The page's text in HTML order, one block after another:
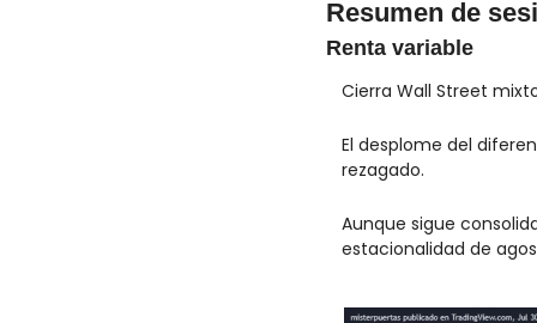
Resumen de
Renta variable
Cierra Wall Street
El desplome del
rezagado.
Aunque sigue
estacionalidad de